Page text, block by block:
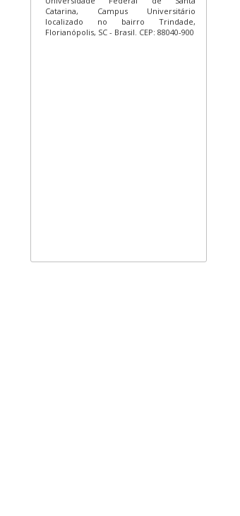
Catarina, Campus Universitário
localizado no bairro Trindade,
Florianópolis, SC - Brasil. CEP: 88040-900